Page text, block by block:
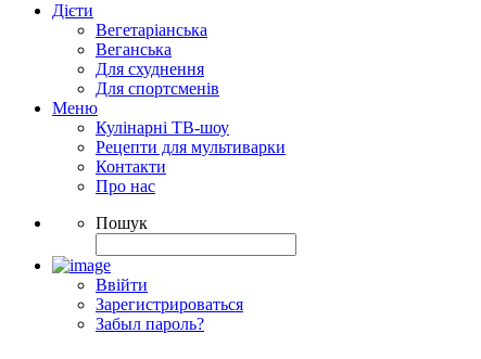
Дієти
Вегетаріанська
Веганська
Для схуднення
Для спортсменів
Меню
Кулінарні ТВ-шоу
Рецепти для мультиварки
Контакти
Про нас
Пошук
Ввійти
Зарегистрироваться
Забыл пароль?